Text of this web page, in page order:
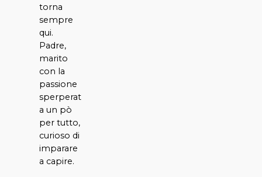
torna
sempre
qui.
Padre,
marito
con la
passione
sperperat
a un pò
per tutto,
curioso di
imparare
a capire.